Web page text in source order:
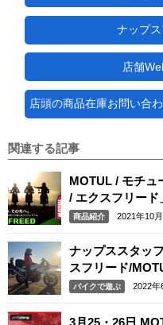
ナップ
店舗
店頭の商品在庫お問い合
関連する記事
MOTUL / モチ
/ エクスフリード
商品紹介 2021年10
ナップススタッ
スフリード/
バイクで遊ぶ 2022年